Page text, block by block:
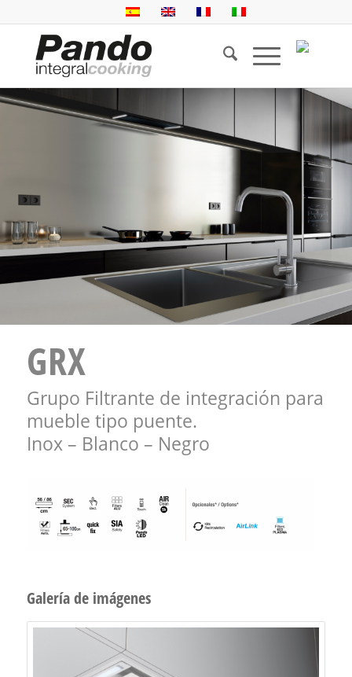
GRX
Grupo Filtrante de integración para
mueble tipo puente.
Inox – Blanco – Negro
Galería de imágenes